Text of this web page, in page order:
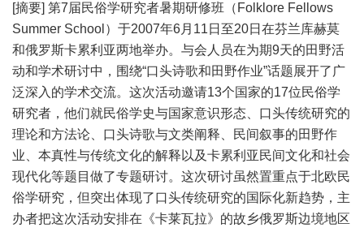
[摘要] 第7届民俗学研究者暑期研修班（Folklore Fellows
Summer School）于2007年6月11日至20日在芬兰库赫莫
和俄罗斯卡累利亚两地举办。与会人员在为期9天的田野活
动和学术研讨中，围绕“口头诗歌和田野作业”话题展开了广
泛深入的学术交流。这次活动邀请13个国家的17位民俗学
研究者，他们就民俗学史与国家意识形态、口头传统研究的
理论和方法论、口头诗歌与文类阐释、民间叙事的田野作
业、本真性与传统文化的解释以及卡累利亚民间文化和社会
现代化等题目做了专题研讨。这次研讨虽然置重点于北欧民
俗学研究，但突出体现了口头传统研究的国际化新趋势，主
办者把这次活动安排在《卡莱瓦拉》的故乡俄罗斯边境地区